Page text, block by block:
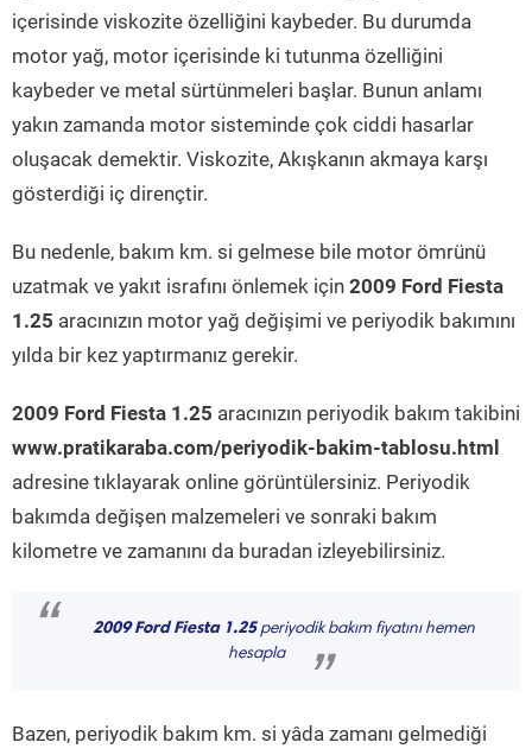
içerisinde viskozite özelliğini kaybeder. Bu durumda
motor yağ, motor içerisinde ki tutunma özelliğini
kaybeder ve metal sürtünmeleri başlar. Bunun anlamı
yakın zamanda motor sisteminde çok ciddi hasarlar
oluşacak demektir. Viskozite, Akışkanın akmaya karşı
gösterdiği iç dirençtir.
Bu nedenle, bakım km. si gelmese bile motor ömrünü
uzatmak ve yakıt israfını önlemek için 2009 Ford Fiesta
1.25 aracınızın motor yağ değişimi ve periyodik bakımını
yılda bir kez yaptırmanız gerekir.
2009 Ford Fiesta 1.25 aracınızın periyodik bakım takibini
www.pratikaraba.com/periyodik-bakim-tablosu.html
adresine tıklayarak online görüntülersiniz. Periyodik
bakımda değişen malzemeleri ve sonraki bakım
kilometre ve zamanını da buradan izleyebilirsiniz.
“ 2009 Ford Fiesta 1.25periyodik bakım fiyatını hemen
hesapla
”
Bazen, periyodik bakım km. si yâda zamanı gelmediği